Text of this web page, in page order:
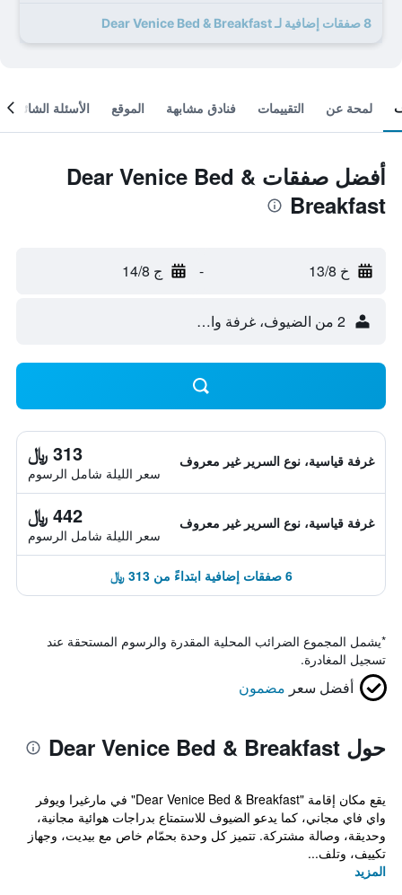
8 صفقات إضافية لـ Dear Venice Bed & Breakfast
لمحة عن التقييمات فنادق مشابهة الموقع الأسئلة الشائعة
أفضل صفقات Dear Venice Bed &
Breakfast
خ 13/8 - ج 14/8
2 من الضيوف، غرفة واحدة
غرفة قياسية، نوع السرير غير معروف 313 ﷼
سعر الليلة شامل الرسوم
غرفة قياسية، نوع السرير غير معروف 442 ﷼
سعر الليلة شامل الرسوم
6 صفقات إضافية ابتداءً من 313 ﷼
*يشمل المجموع الضرائب المحلية المقدرة والرسوم المستحقة عند
تسجيل المغادرة.
أفضل سعر مضمون
حول Dear Venice Bed & Breakfast
يقع مكان إقامة "Dear Venice Bed & Breakfast" في مارغيرا ويوفر
واي فاي مجاني، كما يدعو الضيوف للاستمتاع بدراجات هوائية مجانية،
وحديقة، وصالة مشتركة. تتميز كل وحدة بحمّام خاص مع بيديت، وجهاز
تكييف، وتلف...
المزيد